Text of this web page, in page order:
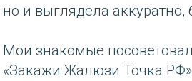
но и выглядела аккуратно,
Мои знакомые
«Закажи Жалюзи Точка